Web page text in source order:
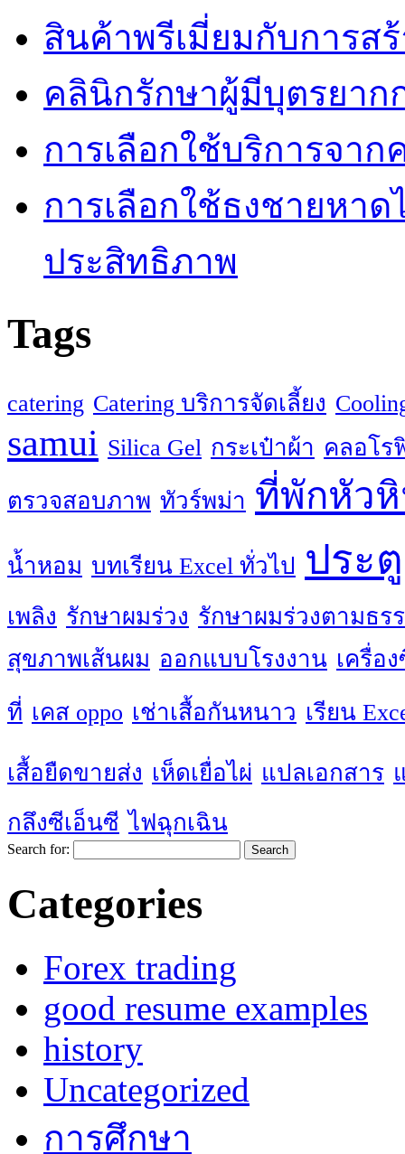
สินค้าพรีเมี่ยมกับการส
คลินิกรักษาผู้มีบุตรยาก
การเลือกใช้บริการจา
การเลือกใช้ธงชายหาด
ประสิทธิภาพ
Tags
catering Catering บริการจัดเลี้ยง
samui Silica Gel กระเป๋าผ้า คลอโร
ตรวจสอบภาพ ทัวร์พม่า ที่พักหัว
น้ำหอม บทเรียน Excel ทั่วไป ประตู
เพลิง รักษาผมร่วง รักษาผมร่วงตามธร
สุขภาพเส้นผม ออกแบบโรงงาน เครื่อ
ที่ เคส oppo เช่าเสื้อกันหนาว เรียน
เสื้อยืดขายส่ง เห็ดเยื่อไผ่ แปลเอกสาร
กลึงซีเอ็นซี ไฟฉุกเฉิน
Search for:
Categories
Forex trading
good resume examples
history
Uncategorized
การศึกษา